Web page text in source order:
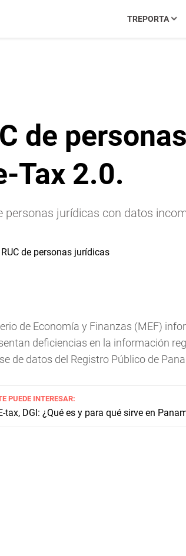
TREPORTA
de
Tax 2.0.
personas jurídicas con datos
de Economía y Finanzas (MEF)
deficiencias en la información
de datos del Registro Público de
PUEDE INTERESAR:
tax, DGI: ¿Qué es y para qué sirve en